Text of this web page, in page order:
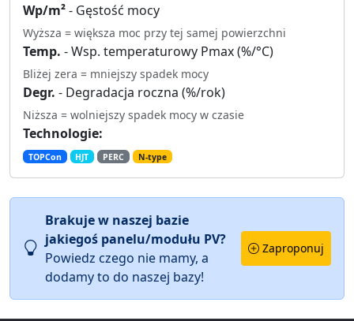
Wp/m²- Gęstość mocy
Wyższa = większa moc przy tej samej powierzchni
Temp. - Wsp. temperaturowy Pmax (%/°C)
Bliżej zera = mniejszy spadek mocy
Degr. - Degradacja roczna (%/rok)
Niższa = wolniejszy spadek mocy w czasie
Technologie:
TOPCon HJT PERC N-type
Brakuje w naszej bazie
jakiegoś panelu/modułu PV?
Powiedz czego nie mamy, a
dodamy to do naszej bazy!
Zaproponuj